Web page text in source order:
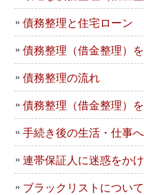
債務整理と住宅ローン
債務整理（借金整理）
債務整理の流れ
債務整理（借金整理）
手続き後の生活・仕事
連帯保証人に迷惑をか
ブラックリストについて